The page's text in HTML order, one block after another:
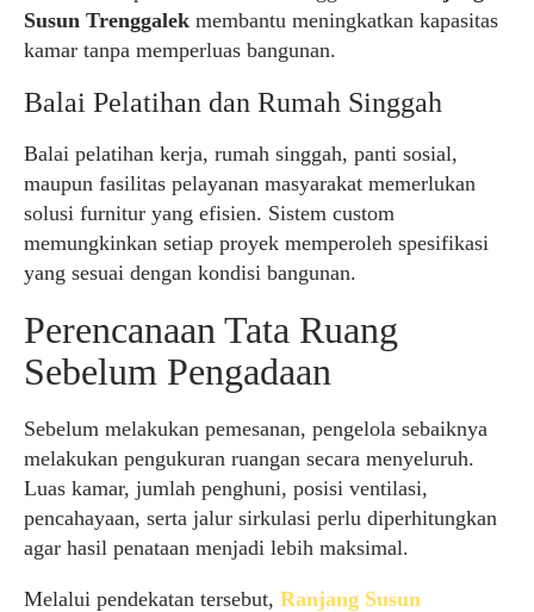
Susun Trenggalek membantu meningkatkan kapasitas
kamar tanpa memperluas bangunan.
Balai Pelatihan dan Rumah Singgah
Balai pelatihan kerja, rumah singgah, panti sosial,
maupun fasilitas pelayanan masyarakat memerlukan
solusi furnitur yang efisien. Sistem custom
memungkinkan setiap proyek memperoleh spesifikasi
yang sesuai dengan kondisi bangunan.
Perencanaan Tata Ruang
Sebelum Pengadaan
Sebelum melakukan pemesanan, pengelola sebaiknya
melakukan pengukuran ruangan secara menyeluruh.
Luas kamar, jumlah penghuni, posisi ventilasi,
pencahayaan, serta jalur sirkulasi perlu diperhitungkan
agar hasil penataan menjadi lebih maksimal.
Melalui pendekatan tersebut, Ranjang Susun